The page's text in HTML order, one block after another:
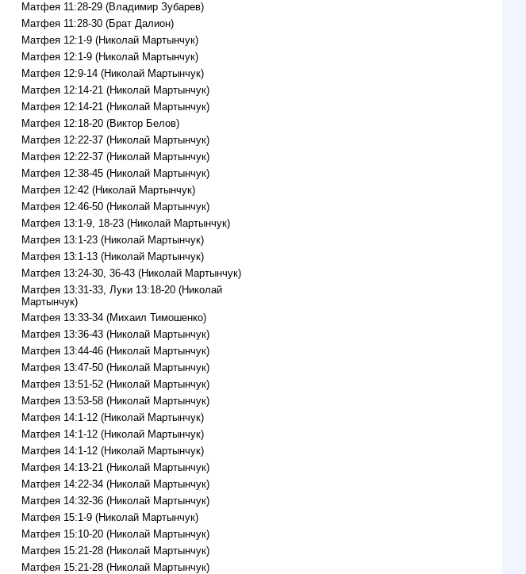
Матфея 11:28-29 (Владимир Зубарев)
Матфея 11:28-30 (Брат Далион)
Матфея 12:1-9 (Николай Мартынчук)
Матфея 12:1-9 (Николай Мартынчук)
Матфея 12:9-14 (Николай Мартынчук)
Матфея 12:14-21 (Николай Мартынчук)
Матфея 12:14-21 (Николай Мартынчук)
Матфея 12:18-20 (Виктор Белов)
Матфея 12:22-37 (Николай Мартынчук)
Матфея 12:22-37 (Николай Мартынчук)
Матфея 12:38-45 (Николай Мартынчук)
Матфея 12:42 (Николай Мартынчук)
Матфея 12:46-50 (Николай Мартынчук)
Матфея 13:1-9, 18-23 (Николай Мартынчук)
Матфея 13:1-23 (Николай Мартынчук)
Матфея 13:1-13 (Николай Мартынчук)
Матфея 13:24-30, 36-43 (Николай Мартынчук)
Матфея 13:31-33, Луки 13:18-20 (Николай
Мартынчук)
Матфея 13:33-34 (Михаил Тимошенко)
Матфея 13:36-43 (Николай Мартынчук)
Матфея 13:44-46 (Николай Мартынчук)
Матфея 13:47-50 (Николай Мартынчук)
Матфея 13:51-52 (Николай Мартынчук)
Матфея 13:53-58 (Николай Мартынчук)
Матфея 14:1-12 (Николай Мартынчук)
Матфея 14:1-12 (Николай Мартынчук)
Матфея 14:1-12 (Николай Мартынчук)
Матфея 14:13-21 (Николай Мартынчук)
Матфея 14:22-34 (Николай Мартынчук)
Матфея 14:32-36 (Николай Мартынчук)
Матфея 15:1-9 (Николай Мартынчук)
Матфея 15:10-20 (Николай Мартынчук)
Матфея 15:21-28 (Николай Мартынчук)
Матфея 15:21-28 (Николай Мартынчук)